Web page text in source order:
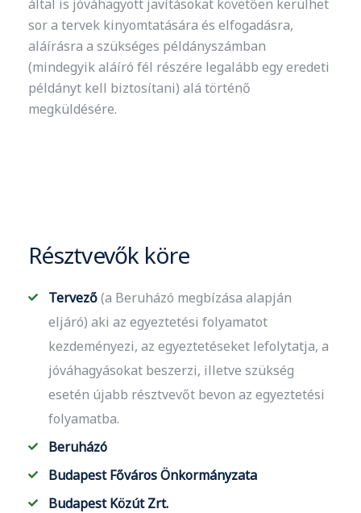
által is jóváhagyott javításokat követően kerülhet
sor a tervek kinyomtatására és elfogadásra,
aláírásra a szükséges példányszámban
(mindegyik aláíró fél részére legalább egy eredeti
példányt kell biztosítani) alá történő
megküldésére.
Résztvevők köre
Tervező(a Beruházó megbízása alapján
eljáró) aki az egyeztetési folyamatot
kezdeményezi, az egyeztetéseket lefolytatja, a
jóváhagyásokat beszerzi, illetve szükség
esetén újabb résztvevőt bevon az egyeztetési
folyamatba.
Beruházó
Budapest Főváros Önkormányzata
Budapest Közút Zrt.